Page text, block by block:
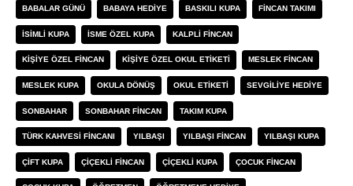
BABALAR GÜNÜ BABAYA HEDIYE BASKILI KUPA FINCAN TAKIMI
ISIMLI KUPA ISME ÖZEL KUPA KALPLI FINCAN
KIŞIYE ÖZEL FINCAN KIŞIYE ÖZEL OKUL ETIKETI MESLEK FINCAN
MESLEK KUPA OKULA DÖNÜŞ OKUL ETIKETI SEVGILIYE HEDIYE
SONBAHAR SONBAHAR FINCAN TAKIM KUPA
TÜRK KAHVESI FINCANI YILBAŞI YILBAŞI FINCAN YILBAŞI KUPA
ÇIFT KUPA ÇIÇEKLI FINCAN ÇIÇEKLI KUPA ÇOCUK FINCAN